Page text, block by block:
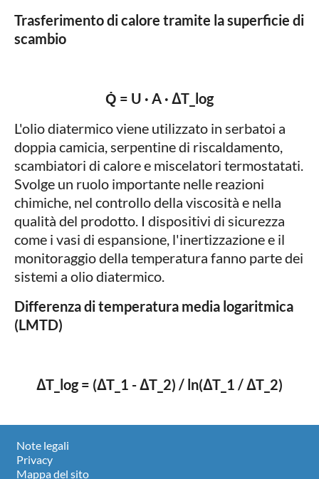
Trasferimento di calore tramite la superficie di
scambio
Q̇ = U · A · ΔT_log
L'olio diatermico viene utilizzato in serbatoi a
doppia camicia, serpentine di riscaldamento,
scambiatori di calore e miscelatori termostatati.
Svolge un ruolo importante nelle reazioni
chimiche, nel controllo della viscosità e nella
qualità del prodotto. I dispositivi di sicurezza
come i vasi di espansione, l'inertizzazione e il
monitoraggio della temperatura fanno parte dei
sistemi a olio diatermico.
Differenza di temperatura media logaritmica
(LMTD)
ΔT_log = (ΔT_1 - ΔT_2) / ln(ΔT_1 / ΔT_2)
Note legali
Privacy
Mappa del sito